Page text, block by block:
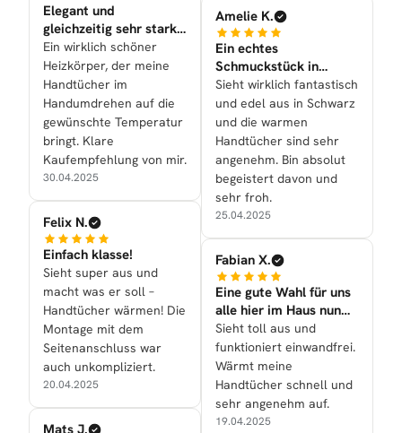
Elegant und
gleichzeitig sehr stark
in der tollen
Heizleistung
Ein wirklich schöner
Heizkörper, der meine
Handtücher im
Handumdrehen auf die
gewünschte Temperatur
bringt. Klare
Kaufempfehlung von mir.
30.04.2025
Felix N.
Einfach klasse!
Sieht super aus und
macht was er soll –
Handtücher wärmen! Die
Montage mit dem
Seitenanschluss war
auch unkompliziert.
20.04.2025
Mats J.
Amelie K.
Ein echtes
Schmuckstück in
unserem neuen
schönen Bad
Sieht wirklich fantastisch
und edel aus in Schwarz
und die warmen
Handtücher sind sehr
angenehm. Bin absolut
begeistert davon und
sehr froh.
25.04.2025
Fabian X.
Eine gute Wahl für uns
alle hier im Haus nun
mal getroffen
Sieht toll aus und
funktioniert einwandfrei.
Wärmt meine
Handtücher schnell und
sehr angenehm auf.
19.04.2025